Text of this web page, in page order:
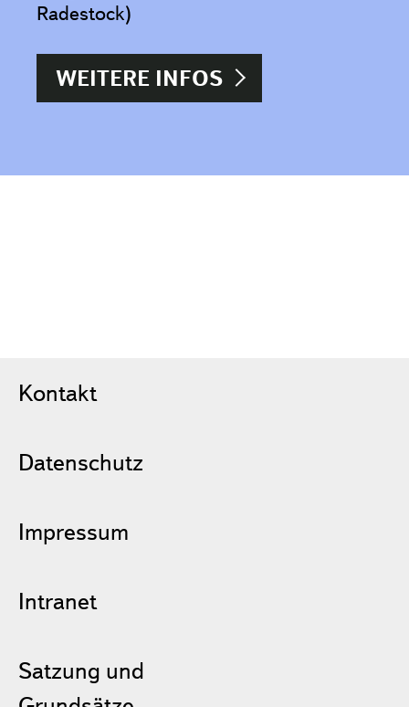
Radestock)
WEITERE INFOS
Kontakt
Datenschutz
Impressum
Intranet
Satzung und
Grundsätze